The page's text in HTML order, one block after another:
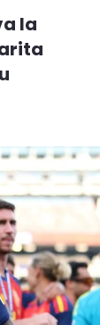
la